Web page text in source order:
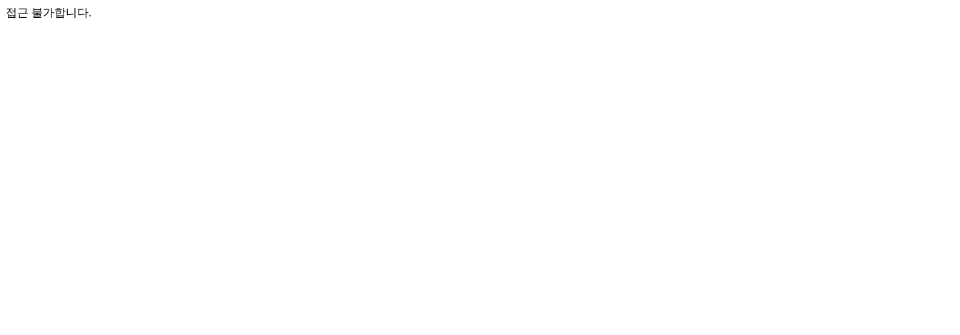
접근 불가합니다.